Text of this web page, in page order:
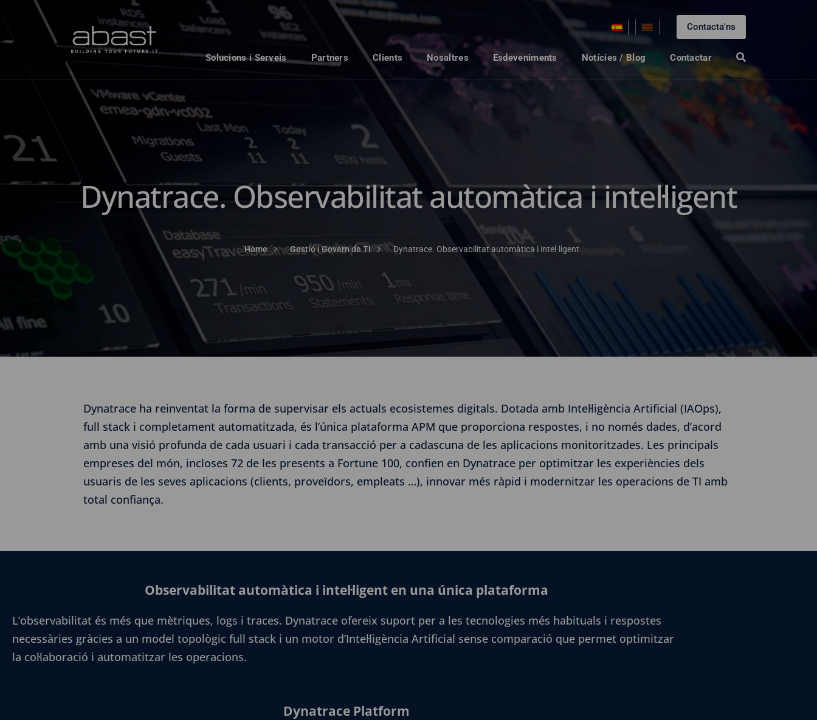
Contacta'ns
Solucions i Serveis Partners Clients Nosaltres Esdeveniments Notícies / Blog Contactar
Dynatrace. Observabilitat automàtica i intel·ligent
Home Gestió i Govern de TI Dynatrace. Observabilitat automàtica i intel·ligent
Dynatrace ha reinventat la forma de supervisar els actuals ecosistemes digitals. Dotada amb Intel·ligència Artificial (IAOps),
full stack i completament automatitzada, és l’única plataforma APM que proporciona respostes, i no només dades, d’acord
amb una visió profunda de cada usuari i cada transacció per a cadascuna de les aplicacions monitoritzades. Les principals
empreses del món, incloses 72 de les presents a Fortune 100, confien en Dynatrace per optimitzar les experiències dels
usuaris de les seves aplicacions (clients, proveïdors, empleats …), innovar més ràpid i modernitzar les operacions de TI amb
total confiança.
Observabilitat automàtica i intel·ligent en una única plataforma
L’observabilitat és més que mètriques, logs i traces. Dynatrace ofereix suport per a les tecnologies més habituals i respostes
necessàries gràcies a un model topològic full stack i un motor d’Intel·ligència Artificial sense comparació que permet optimitzar
la col·laboració i automatitzar les operacions.
Dynatrace Platform